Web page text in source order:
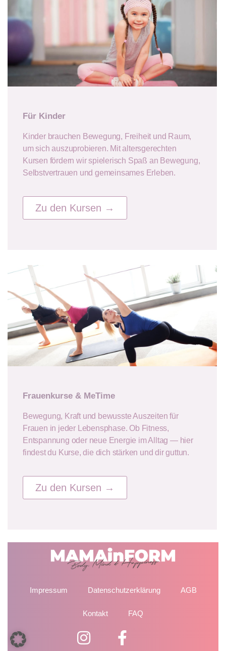
Für Kinder
Kinder brauchen Bewegung, Freiheit und Raum,
um sich auszuprobieren. Mit altersgerechten
Kursen fördern wir spielerisch Spaß an Bewegung,
Selbstvertrauen und gemeinsames Erleben.
Zu den Kursen →
Frauenkurse & MeTime
Bewegung, Kraft und bewusste Auszeiten für
Frauen in jeder Lebensphase. Ob Fitness,
Entspannung oder neue Energie im Alltag — hier
findest du Kurse, die dich stärken und dir guttun.
Zu den Kursen →
Impressum Datenschutzerklärung AGB
Kontakt FAQ